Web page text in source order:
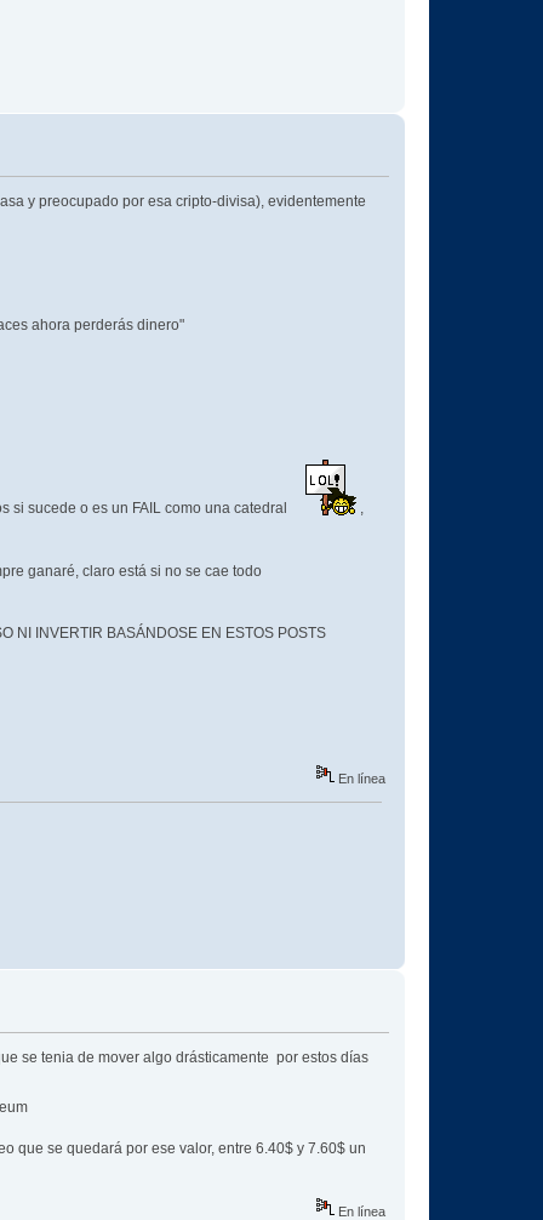
y preocupado por esa cripto-divisa), evidentemente
ahora perderás dinero"
si sucede o es un FAIL como una catedral
,
ganaré, claro está si no se cae todo
NI INVERTIR BASÁNDOSE EN ESTOS POSTS
En línea
se tenia de mover algo drásticamente por estos días
que se quedará por ese valor, entre 6.40$ y 7.60$ un
En línea